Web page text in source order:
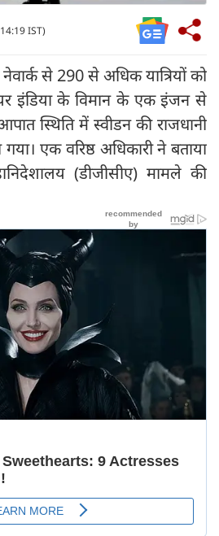
IST)
से 290 से अधिक यात्रियों को
इंडिया के विमान के एक इंजन से
स्थिति में स्वीडन की राजधानी
एक वरिष्ठ अधिकारी ने बताया
(डीजीसीए) मामले की